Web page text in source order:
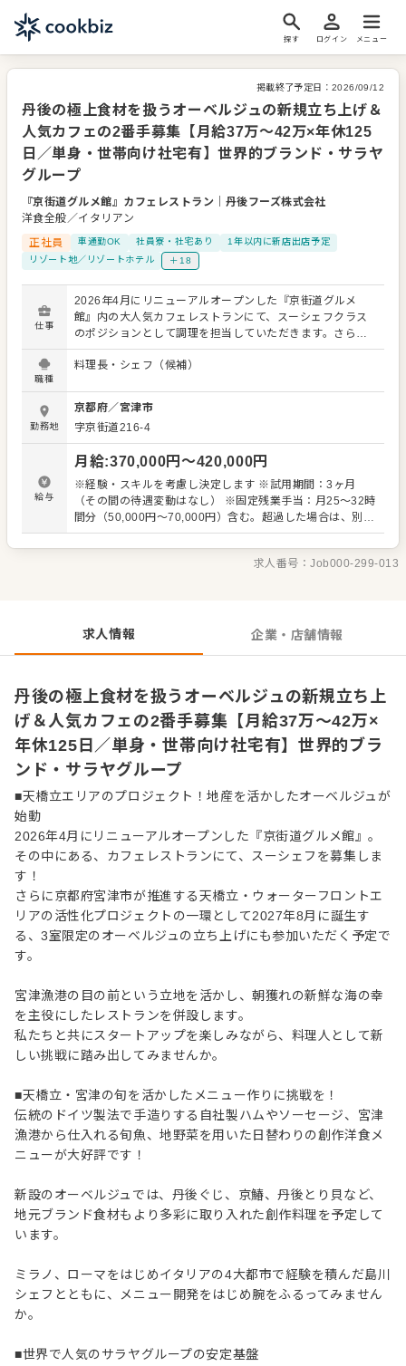
探す ログイン メニュー
掲載終了予定日： 2026/09/12
丹後の極上食材を扱うオーベルジュの新規立ち上げ＆
人気カフェの2番手募集【月給37万〜42万×年休125
日／単身・世帯向け社宅有】世界的ブランド・サラヤ
グループ
『京街道グルメ館』カフェレストラン
丹後フーズ株式会社
洋食全般／イタリアン
正社員
車通勤OK 社員寮・社宅あり
1年以内に新店出店予定
リゾート地／リゾートホテル
＋18
仕事
2026年4月にリニューアルオープンした『京街道グルメ
館』内の大人気カフェレストランにて、スーシェフクラス
のポジションとして調理を担当していただきます。さら
に、2027年8月に開業予定のオーベルジュの立ち上げ準備
から、オープン後のキッチン業務にも中核として携わって
館』カフェレストランでの仕込み・調理・盛り付け ■自社
製の高級加工肉（ハム・ソーセージ等）や地元野菜を活か
した創作ランチの調理 ■2027年8月開業予定のオーベルジ
ュの立ち上げ準備 ■オープン後のオーベルジュでの仕込
み・調理 ■各店舗のシフト・食材管理 ■新メニューのアイデ
ア出し・立案 ミラノ、ローマ、シチリア、フィレンツェと
いうイタリアの4大都市で本場の腕を磨いてきた島川シェフ
の右腕的存在として、伝統製法の自社製ハム・ソーセージ
ながら、その技術とセンスを磨いていける環境です。 各店
舗ともに小規模なお店ですので、お客様への心のこもった
い。
職種
料理長・シェフ（候補）
勤務地
京都府／宮津市
字京街道216-4
給与
月給:370,000円〜420,000円
※経験・スキルを考慮し決定します ※試用期間：3ヶ月
（その間の待遇変動はなし） ※固定残業手当：月25〜32時
間分（50,000円〜70,000円）含む。超過した場合は、別途
支給します。
求人番号：Job000-299-013
求人情報 企業・店舗情報
丹後の極上食材を扱うオーベルジュの新規立ち上
げ＆人気カフェの2番手募集【月給37万〜42万×
年休125日／単身・世帯向け社宅有】世界的ブラ
ンド・サラヤグループ
■天橋立エリアのプロジェクト！地産を活かしたオーベルジュが
始動
2026年4月にリニューアルオープンした『京街道グルメ館』。
その中にある、カフェレストランにて、スーシェフを募集しま
す！
さらに京都府宮津市が推進する天橋立・ウォーターフロントエ
リアの活性化プロジェクトの一環として2027年8月に誕生す
る、3室限定のオーベルジュの立ち上げにも参加いただく予定で
す。
宮津漁港の目の前という立地を活かし、朝獲れの新鮮な海の幸
を主役にしたレストランを併設します。
私たちと共にスタートアップを楽しみながら、料理人として新
しい挑戦に踏み出してみませんか。
■天橋立・宮津の旬を活かしたメニュー作りに挑戦を！
伝統のドイツ製法で手造りする自社製ハムやソーセージ、宮津
漁港から仕入れる旬魚、地野菜を用いた日替わりの創作洋食メ
ニューが大好評です！
新設のオーベルジュでは、丹後ぐじ、京鰆、丹後とり貝など、
地元ブランド食材もより多彩に取り入れた創作料理を予定して
います。
ミラノ、ローマをはじめイタリアの4大都市で経験を積んだ島川
シェフとともに、メニュー開発をはじめ腕をふるってみません
か。
■世界で人気のサラヤグループの安定基盤